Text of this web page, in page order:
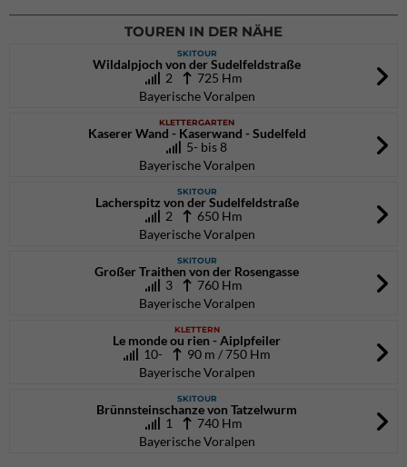
TOUREN IN DER NÄHE
SKITOUR
Wildalpjoch von der Sudelfeldstraße
2
725 Hm
Bayerische Voralpen
KLETTERGARTEN
Kaserer Wand - Kaserwand - Sudelfeld
5- bis 8
Bayerische Voralpen
SKITOUR
Lacherspitz von der Sudelfeldstraße
2
650 Hm
Bayerische Voralpen
SKITOUR
Großer Traithen von der Rosengasse
3
760 Hm
Bayerische Voralpen
KLETTERN
Le monde ou rien - Aiplpfeiler
10- 90 m / 750 Hm
Bayerische Voralpen
SKITOUR
Brünnsteinschanze von Tatzelwurm
1
740 Hm
Bayerische Voralpen